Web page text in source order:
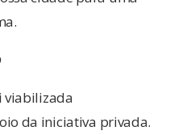
viabilizada
da iniciativa privada.